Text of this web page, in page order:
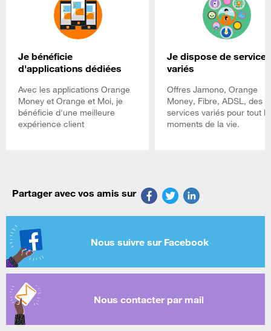
Je bénéficie
d'applications dédiées
Avec les applications Orange
Money et Orange et Moi, je
bénéficie d'une meilleure
expérience client
Je dispose de services
variés
Offres Jamono, Orange
Money, Fibre, ADSL, des
services variés pour tout
moments de la vie.
Partager avec vos amis sur
Nous suivre sur Facebook
Nous contacter par mail